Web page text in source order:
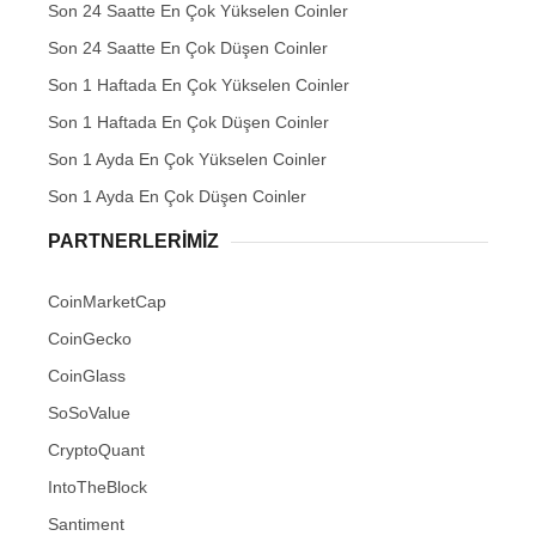
Son 24 Saatte En Çok Yükselen Coinler
Son 24 Saatte En Çok Düşen Coinler
Son 1 Haftada En Çok Yükselen Coinler
Son 1 Haftada En Çok Düşen Coinler
Son 1 Ayda En Çok Yükselen Coinler
Son 1 Ayda En Çok Düşen Coinler
PARTNERLERIMIZ
CoinMarketCap
CoinGecko
CoinGlass
SoSoValue
CryptoQuant
IntoTheBlock
Santiment